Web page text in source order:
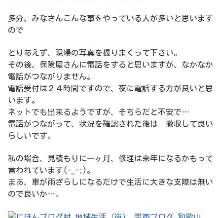
多分、みなさんこんな事をやっている人が多いと思います
ので
とりあえず、現場の写真を撮りまくって下さい。
その後、保険屋さんに電話をすると思いますが、なかなか
電話がつながりません。
電話受付は２４時間ですので、夜に電話する方が良いと思
います。
ネットでも出来るようですが、そちらだと不安で…
電話がつながって、状況を確認された後は 撤収して良い
らしいです。
私の場合、見積もりに一ヶ月、修理は来年になるかもって
言われています(-_-;)。
まあ、車が雨ざらしになるだけで生活に大きな支障は無い
ので良いか…。